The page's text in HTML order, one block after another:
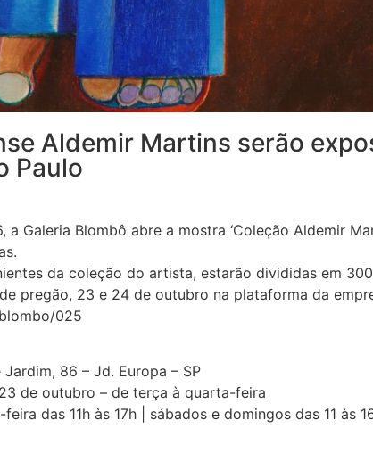
Aldemir Martins serão
Paulo
Galeria Blombô abre a mostra ‘Coleção Aldemir
da coleção do artista, estarão divididas em
pregão, 23 e 24 de outubro na plataforma da
025
86 – Jd. Europa – SP
de outubro – de terça à quarta-feira
das 11h às 17h | sábados e domingos das 11 às